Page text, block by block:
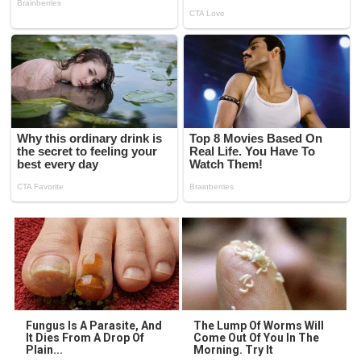
Fungus Is A Parasite, And
It Dies From A Drop Of
Plain...
The Lump Of Worms Will
Come Out Of You In The
Morning. Try It